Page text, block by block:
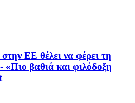
ΕΕ θέλει να φέρει τη
βαθιά και φιλόδοξη